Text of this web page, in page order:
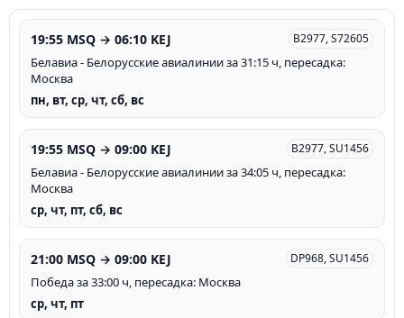
19:55 MSQ → 06:10 KEJ B2977, S72605
Белавиа - Белорусские авиалинии за 31:15 ч, пересадка:
Москва
пн, вт, ср, чт, сб, вс
19:55 MSQ → 09:00 KEJ B2977, SU1456
Белавиа - Белорусские авиалинии за 34:05 ч, пересадка:
Москва
ср, чт, пт, сб, вс
21:00 MSQ → 09:00 KEJ DP968, SU1456
Победа за 33:00 ч, пересадка: Москва
ср, чт, пт